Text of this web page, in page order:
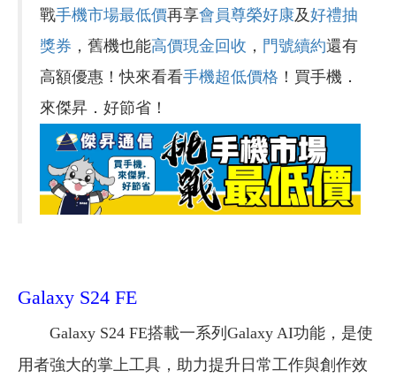
戰手機市場最低價再享會員尊榮好康及好禮抽
獎券 ，舊機也能高價現金回收 ， 門號續約還有
高額優惠！快來看看手機超低價格 ！買手機．
來傑昇．好節省！
Galaxy S24 FE
Galaxy S24 FE搭載一系列Galaxy AI功能，是使
用者強大的掌上工具，助力提升日常工作與創作效